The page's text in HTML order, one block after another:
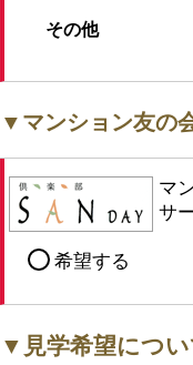
その他
▼マンション友の
マ
サ
希望する
▼見学希望につい